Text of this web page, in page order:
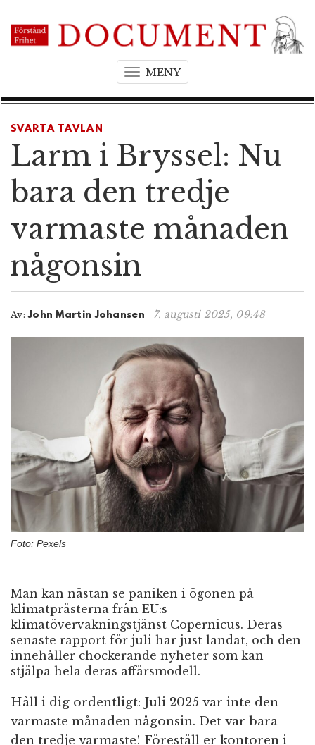
MENYT
g
e
a
i
g
i
o
SVARTA TAVLAN
Larm i Bryssel: Nu
bara den tredje
varmaste månaden
någonsin
Av: John Martin Johansen 7. augusti 2025, 09:48
Foto: Pexels
Man kan nästan se paniken i ögonen på
klimatprästerna från EU:s
klimatövervakningstjänst Copernicus. Deras
senaste rapport för juli har just landat, och den
innehåller chockerande nyheter som kan
stjälpa hela deras affärsmodell.
Håll i dig ordentligt: Juli 2025 var inte den
varmaste månaden någonsin. Det var bara
den tredje varmaste! Föreställ er kontoren i